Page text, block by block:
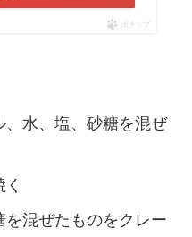
ポチップ
水、塩、砂糖を混ぜ
を混ぜたものをクレー